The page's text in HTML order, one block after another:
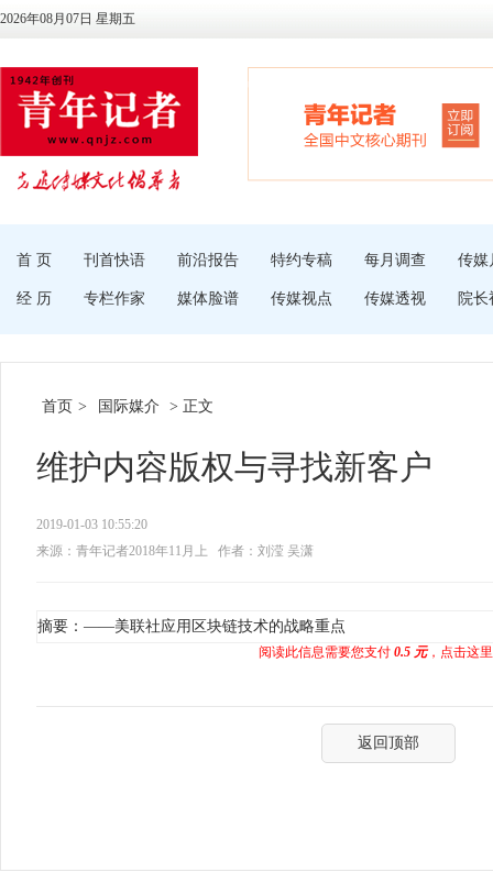
2026年08月07日 星期五
首 页 刊首快语 前沿报告 特约专稿 每月调查 传媒
经 历 专栏作家 媒体脸谱 传媒视点 传媒透视 院长
首页 > 国际媒介 > 正文
维护内容版权与寻找新客户
2019-01-03 10:55:20
来源：青年记者2018年11月上
作者：刘滢 吴潇
摘要：——美联社应用区块链技术的战略重点
阅读此信息需要您支付 0.5 元，点击这
返回顶部